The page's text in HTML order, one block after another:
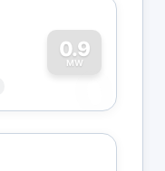
0.9
MW
0